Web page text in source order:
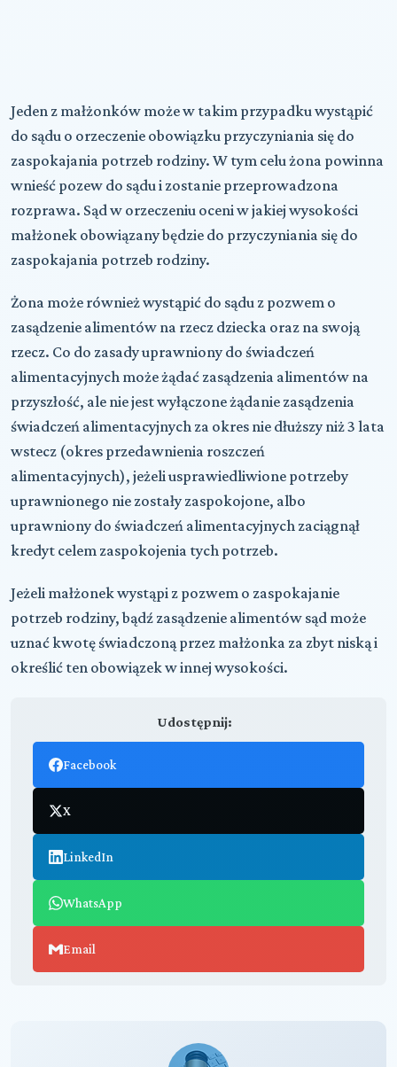
Jeden z małżonków może w takim przypadku wystąpić
do sądu o orzeczenie obowiązku przyczyniania się do
zaspokajania potrzeb rodziny. W tym celu żona powinna
wnieść pozew do sądu i zostanie przeprowadzona
rozprawa. Sąd w orzeczeniu oceni w jakiej wysokości
małżonek obowiązany będzie do przyczyniania się do
zaspokajania potrzeb rodziny.
Żona może również wystąpić do sądu z pozwem o
zasądzenie alimentów na rzecz dziecka oraz na swoją
rzecz. Co do zasady uprawniony do świadczeń
alimentacyjnych może żądać zasądzenia alimentów na
przyszłość, ale nie jest wyłączone żądanie zasądzenia
świadczeń alimentacyjnych za okres nie dłuższy niż 3 lata
wstecz (okres przedawnienia roszczeń
alimentacyjnych), jeżeli usprawiedliwione potrzeby
uprawnionego nie zostały zaspokojone, albo
uprawniony do świadczeń alimentacyjnych zaciągnął
kredyt celem zaspokojenia tych potrzeb.
Jeżeli małżonek wystąpi z pozwem o zaspokajanie
potrzeb rodziny, bądź zasądzenie alimentów sąd może
uznać kwotę świadczoną przez małżonka za zbyt niską i
określić ten obowiązek w innej wysokości.
Udostępnij:
Facebook
X
LinkedIn
WhatsApp
Email